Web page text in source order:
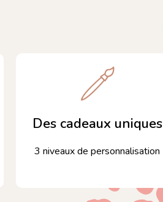
Des cadeaux uniques
3 niveaux de personnalisation